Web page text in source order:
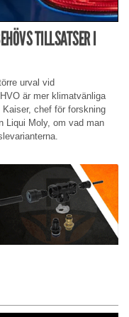
TILLSATSER I
urval vid
är mer klimatvänliga
chef för forskning
Liqui Moly, om vad man